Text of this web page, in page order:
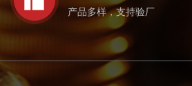
产品多样，支持验厂